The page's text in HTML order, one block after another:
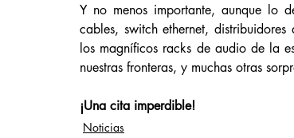
Y no menos importante, aunque lo
cables, switch ethernet,
los magníficos racks de audio de la
nuestras fronteras, y muchas otras
¡Una cita imperdible!
Noticias